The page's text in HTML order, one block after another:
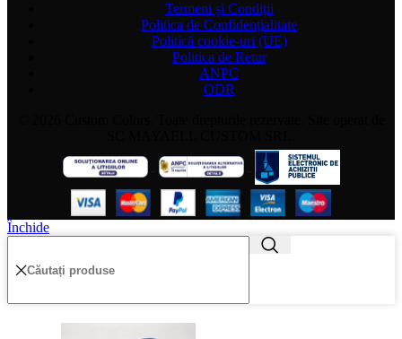
Termeni și Condiții
Politica de Confidențialitate
Politică cookie-uri (UE)
Politica de Retur
ANPC
ODR
Închide